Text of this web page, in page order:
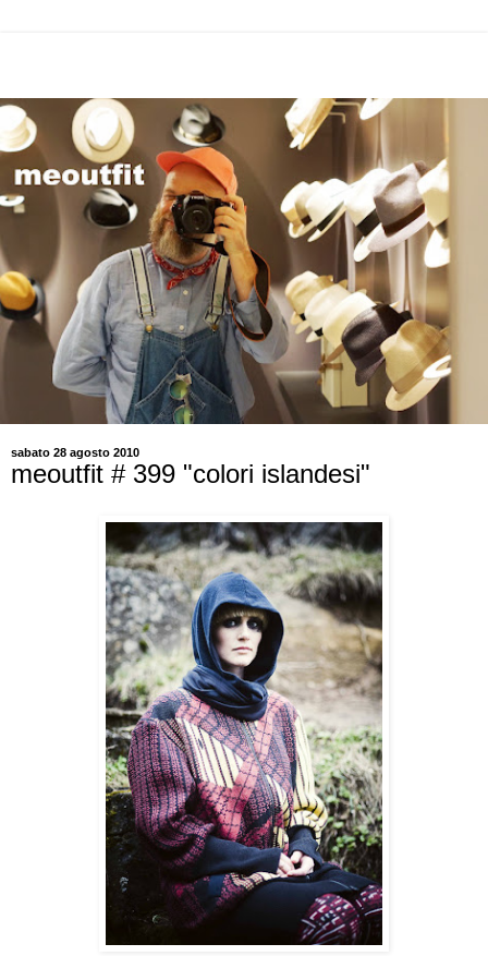
sabato 28 agosto 2010
meoutfit # 399 "colori islandesi"